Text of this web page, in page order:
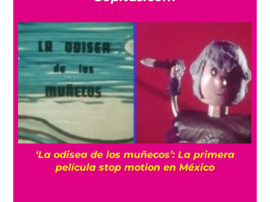
‘La odisea de los muñecos’: La primera
película stop motion en México